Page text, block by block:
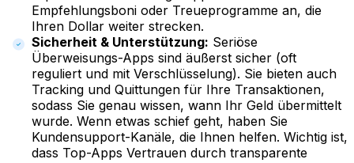
Empfehlungsboni oder Treueprogramme an, die
Ihren Dollar weiter strecken.
Sicherheit & Unterstützung: Seriöse
Überweisungs-Apps sind äußerst sicher (oft
reguliert und mit Verschlüsselung). Sie bieten auch
Tracking und Quittungen für Ihre Transaktionen,
sodass Sie genau wissen, wann Ihr Geld übermittelt
wurde. Wenn etwas schief geht, haben Sie
Kundensupport-Kanäle, die Ihnen helfen. Wichtig ist,
dass Top-Apps Vertrauen durch transparente